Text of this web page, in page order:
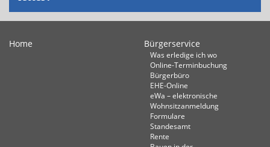
Home Bürgerservice
Was erledige ich wo
Online-Terminbuchung
Bürgerbüro
EHE-Online
eWa – elektronische
Wohnsitzanmeldung
Formulare
Standesamt
Rente